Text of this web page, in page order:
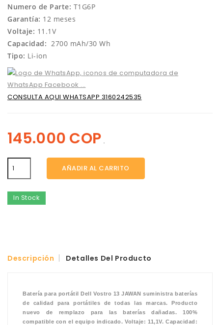
Numero de Parte: T1G6P
Garantía: 12 meses
Voltaje: 11.1V
Capacidad: 2700 mAh/30 Wh
Tipo: Li-ion
CONSULTA AQUI WHATSAPP 3160242535
145.000 COP .
AÑADIR AL CARRITO
In Stock
Descripción Detalles Del Producto
Batería para portátil Dell Vostro 13 JAWAN suministra baterías
de calidad para portátiles de todas las marcas. Producto
nuevo de remplazo para las baterías dañadas. 100%
compatible con el equipo indicado. Voltaje: 11,1V. Capacidad: